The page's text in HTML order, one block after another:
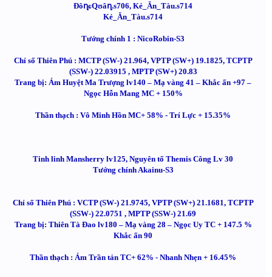
ĐôղɕQʊâղ.s706, Kẻ_Ăn_Tàu.s714
Kẻ_Ăn_Tàu.s714
Tướng chính 1 : NicoRobin-S3
Chỉ số Thiên Phú : MCTP (SW-) 21.964, VPTP (SW+) 19.1825, TCPTP
(SSW-) 22.03915 , MPTP (SW+) 20.83
Trang bị: Ám Huyệt Ma Trượng lv140 – Mạ vàng 41 – Khắc ấn +97 –
Ngọc Hỗn Mang MC + 150%
Thần thạch : Vô Minh Hồn MC+ 58% - Trí Lực + 15.35%
Tinh linh Mansherry lv125, Nguyên tố Themis Công Lv 30
Tướng chính Akainu-S3
Chỉ số Thiên Phú : VCTP (SW-) 21.9745, VPTP (SW+) 21.1681, TCPTP
(SSW-) 22.0751 , MPTP (SSW-) 21.69
Trang bị: Thiên Tà Đao lv180 – Mạ vàng 28 – Ngọc Uy TC + 147.5 %
Khắc ấn 90
Thần thạch : Ám Trần tản TC+ 62% - Nhanh Nhẹn + 16.45%